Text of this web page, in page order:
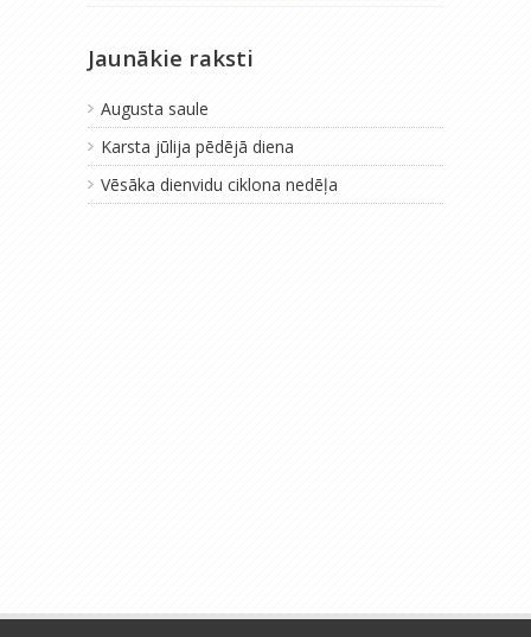
Jaunākie raksti
Augusta saule
Karsta jūlija pēdējā diena
Vēsāka dienvidu ciklona nedēļa